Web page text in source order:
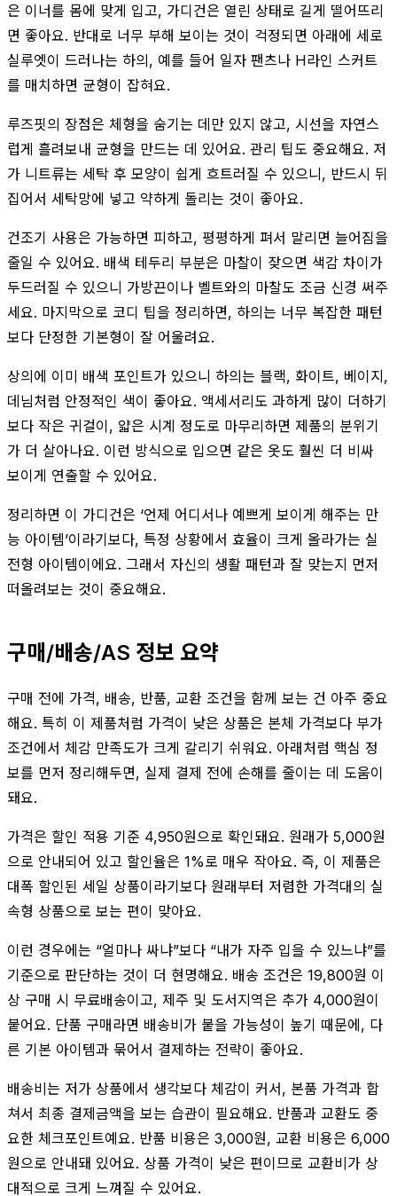
은 이너를 몸에 맞게 입고, 가디건은 열린 상태로 길게 떨어뜨리
면 좋아요. 반대로 너무 부해 보이는 것이 걱정되면 아래에 세로
실루엣이 드러나는 하의, 예를 들어 일자 팬츠나 H라인 스커트
를 매치하면 균형이 잡혀요.
루즈핏의 장점은 체형을 숨기는 데만 있지 않고, 시선을 자연스
럽게 흘려보내 균형을 만드는 데 있어요. 관리 팁도 중요해요. 저
가 니트류는 세탁 후 모양이 쉽게 흐트러질 수 있으니, 반드시 뒤
집어서 세탁망에 넣고 약하게 돌리는 것이 좋아요.
건조기 사용은 가능하면 피하고, 평평하게 펴서 말리면 늘어짐을
줄일 수 있어요. 배색 테두리 부분은 마찰이 잦으면 색감 차이가
두드러질 수 있으니 가방끈이나 벨트와의 마찰도 조금 신경 써주
세요. 마지막으로 코디 팁을 정리하면, 하의는 너무 복잡한 패턴
보다 단정한 기본형이 잘 어울려요.
상의에 이미 배색 포인트가 있으니 하의는 블랙, 화이트, 베이지,
데님처럼 안정적인 색이 좋아요. 액세서리도 과하게 많이 더하기
보다 작은 귀걸이, 얇은 시계 정도로 마무리하면 제품의 분위기
가 더 살아나요. 이런 방식으로 입으면 같은 옷도 훨씬 더 비싸
보이게 연출할 수 있어요.
정리하면 이 가디건은 ‘언제 어디서나 예쁘게 보이게 해주는 만
능 아이템’이라기보다, 특정 상황에서 효율이 크게 올라가는 실
전형 아이템이에요. 그래서 자신의 생활 패턴과 잘 맞는지 먼저
떠올려보는 것이 중요해요.
구매/배송/AS 정보 요약
구매 전에 가격, 배송, 반품, 교환 조건을 함께 보는 건 아주 중요
해요. 특히 이 제품처럼 가격이 낮은 상품은 본체 가격보다 부가
조건에서 체감 만족도가 크게 갈리기 쉬워요. 아래처럼 핵심 정
보를 먼저 정리해두면, 실제 결제 전에 손해를 줄이는 데 도움이
돼요.
가격은 할인 적용 기준 4,950원으로 확인돼요. 원래가 5,000원
으로 안내되어 있고 할인율은 1%로 매우 작아요. 즉, 이 제품은
대폭 할인된 세일 상품이라기보다 원래부터 저렴한 가격대의 실
속형 상품으로 보는 편이 맞아요.
이런 경우에는 “얼마나 싸냐”보다 “내가 자주 입을 수 있느냐”를
기준으로 판단하는 것이 더 현명해요. 배송 조건은 19,800원 이
상 구매 시 무료배송이고, 제주 및 도서지역은 추가 4,000원이
붙어요. 단품 구매라면 배송비가 붙을 가능성이 높기 때문에, 다
른 기본 아이템과 묶어서 결제하는 전략이 좋아요.
배송비는 저가 상품에서 생각보다 체감이 커서, 본품 가격과 합
쳐서 최종 결제금액을 보는 습관이 필요해요. 반품과 교환도 중
요한 체크포인트예요. 반품 비용은 3,000원, 교환 비용은 6,000
원으로 안내돼 있어요. 상품 가격이 낮은 편이므로 교환비가 상
대적으로 크게 느껴질 수 있어요.